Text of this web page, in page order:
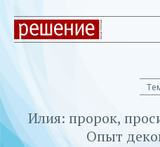
Илия: пророк,
Опыт